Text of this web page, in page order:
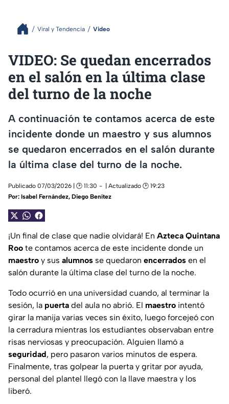
Viral y Tendencia Video
VIDEO: Se quedan encerrados
en el salón en la última clase
del turno de la noche
A continuación te contamos acerca de este
incidente donde un maestro y sus alumnos
se quedaron encerrados en el salón durante
la última clase del turno de la noche.
Publicado 07/03/2026 | 🕑 11:30
| Actualizado 🕑 19:23
Por: Isabel Fernández, Diego Benítez
¡Un final de clase que nadie olvidará! En Azteca Quintana
Roo te contamos acerca de este incidente donde un
maestro y sus alumnos se quedaron encerrados en el
salón durante la última clase del turno de la noche.
Todo ocurrió en una universidad cuando, al terminar la
sesión, la puerta del aula no abrió. El maestro intentó
girar la manija varias veces sin éxito, luego forcejeó con
la cerradura mientras los estudiantes observaban entre
risas nerviosas y preocupación. Alguien llamó a
seguridad, pero pasaron varios minutos de espera.
Finalmente, tras golpear la puerta y gritar por ayuda,
personal del plantel llegó con la llave maestra y los
liberó.